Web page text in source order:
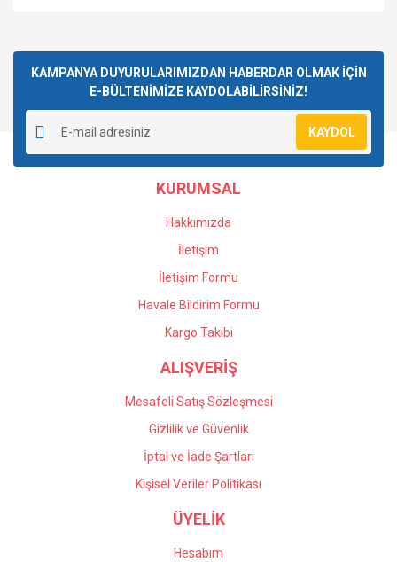
Yorum Yaz
Ürün açıklamasında eksik bilgiler bulunuyor.
KAMPANYA DUYURULARIMIZDAN HABERDAR OLMAK İÇİN
E-BÜLTENİMİZE KAYDOLABİLİRSİNİZ!
KAYDOL
KURUMSAL
Hakkımızda
İletişim
İletişim Formu
Havale Bildirim Formu
Kargo Takibi
ALIŞVERİŞ
Mesafeli Satış Sözleşmesi
Gizlilik ve Güvenlik
İptal ve İade Şartları
Kişisel Veriler Politikası
ÜYELİK
Hesabım